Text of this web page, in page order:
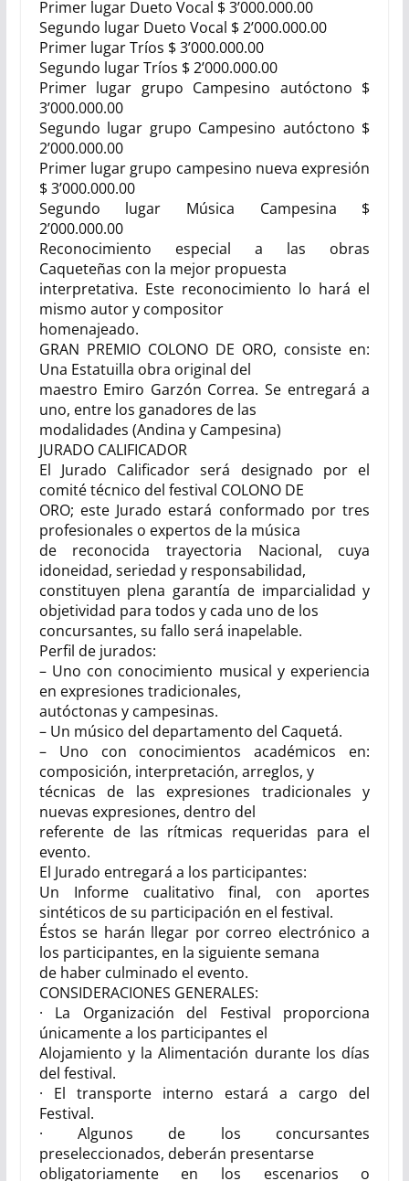
Primer lugar Dueto Vocal $ 3’000.000.00
Segundo lugar Dueto Vocal $ 2’000.000.00
Primer lugar Tríos $ 3’000.000.00
Segundo lugar Tríos $ 2’000.000.00
Primer lugar grupo Campesino autóctono $
3’000.000.00
Segundo lugar grupo Campesino autóctono $
2’000.000.00
Primer lugar grupo campesino nueva expresión
$ 3’000.000.00
Segundo lugar Música Campesina $
2’000.000.00
Reconocimiento especial a las obras
Caqueteñas con la mejor propuesta
interpretativa. Este reconocimiento lo hará el
mismo autor y compositor
homenajeado.
GRAN PREMIO COLONO DE ORO, consiste en:
Una Estatuilla obra original del
maestro Emiro Garzón Correa. Se entregará a
uno, entre los ganadores de las
modalidades (Andina y Campesina)
JURADO CALIFICADOR
El Jurado Calificador será designado por el
comité técnico del festival COLONO DE
ORO; este Jurado estará conformado por tres
profesionales o expertos de la música
de reconocida trayectoria Nacional, cuya
idoneidad, seriedad y responsabilidad,
constituyen plena garantía de imparcialidad y
objetividad para todos y cada uno de los
concursantes, su fallo será inapelable.
Perfil de jurados:
– Uno con conocimiento musical y experiencia
en expresiones tradicionales,
autóctonas y campesinas.
– Un músico del departamento del Caquetá.
– Uno con conocimientos académicos en:
composición, interpretación, arreglos, y
técnicas de las expresiones tradicionales y
nuevas expresiones, dentro del
referente de las rítmicas requeridas para el
evento.
El Jurado entregará a los participantes:
Un Informe cualitativo final, con aportes
sintéticos de su participación en el festival.
Éstos se harán llegar por correo electrónico a
los participantes, en la siguiente semana
de haber culminado el evento.
CONSIDERACIONES GENERALES:
· La Organización del Festival proporciona
únicamente a los participantes el
Alojamiento y la Alimentación durante los días
del festival.
· El transporte interno estará a cargo del
Festival.
· Algunos de los concursantes
preseleccionados, deberán presentarse
obligatoriamente en los escenarios o